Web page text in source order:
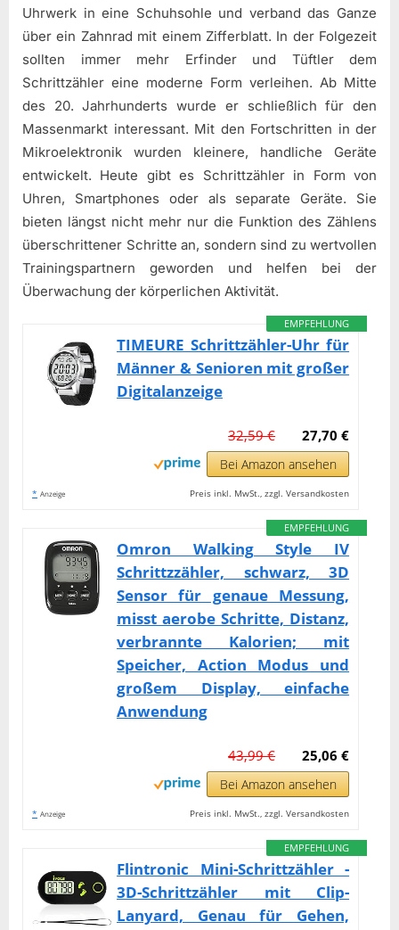
Uhrwerk in eine Schuhsohle und verband das Ganze
über ein Zahnrad mit einem Zifferblatt. In der Folgezeit
sollten immer mehr Erfinder und Tüftler dem
Schrittzähler eine moderne Form verleihen. Ab Mitte
des 20. Jahrhunderts wurde er schließlich für den
Massenmarkt interessant. Mit den Fortschritten in der
Mikroelektronik wurden kleinere, handliche Geräte
entwickelt. Heute gibt es Schrittzähler in Form von
Uhren, Smartphones oder als separate Geräte. Sie
bieten längst nicht mehr nur die Funktion des Zählens
überschrittener Schritte an, sondern sind zu wertvollen
Trainingspartnern geworden und helfen bei der
Überwachung der körperlichen Aktivität.
EMPFEHLUNG
TIMEURE Schrittzähler-Uhr für
Männer & Senioren mit großer
Digitalanzeige
27,70 €
32,59 €
Bei Amazon ansehen
* Anzeige Preis inkl. MwSt., zzgl. Versandkosten
EMPFEHLUNG
Omron Walking Style IV
Schrittzzähler, schwarz, 3D
Sensor für genaue Messung,
misst aerobe Schritte, Distanz,
verbrannte Kalorien; mit
Speicher, Action Modus und
großem Display, einfache
Anwendung
25,06 €
43,99 €
Bei Amazon ansehen
* Anzeige Preis inkl. MwSt., zzgl. Versandkosten
EMPFEHLUNG
Flintronic Mini-Schrittzähler -
3D-Schrittzähler mit Clip-
Lanyard, Genau für Gehen,